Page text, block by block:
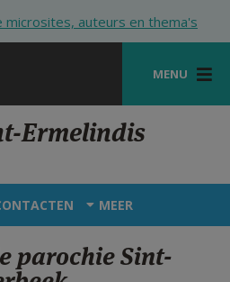
microsites, auteurs en thema's
MENU
Ermelindis
MEER
parochie Sint-